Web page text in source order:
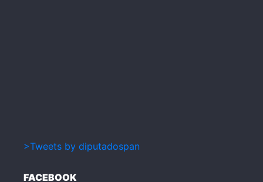
>Tweets by diputadospan
FACEBOOK